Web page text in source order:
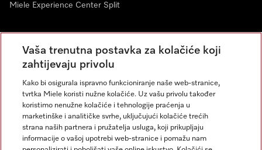
Miele Experience Center Split
Newsletter
Vaša trenutna postavka za kolačiće koji
zahtijevaju privolu
Kako bi osigurala ispravno funkcioniranje naše web-stranice,
tvrtka Miele koristi nužne kolačiće. Uz vašu privolu također
koristimo nenužne kolačiće i tehnologije praćenja u
marketinške i analitičke svrhe, uključujući kolačiće trećih
strana naših partnera i pružatelja usluga, koji prikupljaju
informacije o vašoj upotrebi web-stranice i pomažu nam